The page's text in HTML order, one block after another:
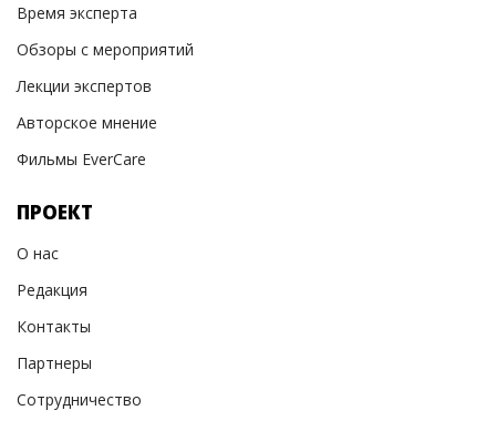
Время эксперта
Обзоры с мероприятий
Лекции экспертов
Авторское мнение
Фильмы EverCare
ПРОЕКТ
О нас
Редакция
Контакты
Партнеры
Сотрудничество